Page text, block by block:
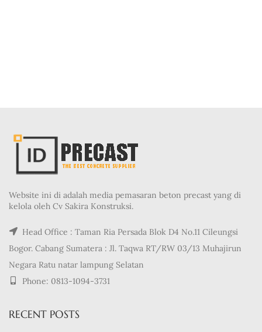
Website ini di adalah media pemasaran beton precast yang di
kelola oleh Cv Sakira Konstruksi.
Head Office : Taman Ria Persada Blok D4 No.11 Cileungsi
Bogor. Cabang Sumatera : Jl. Taqwa RT/RW 03/13 Muhajirun
Negara Ratu natar lampung Selatan
Phone: 0813-1094-3731
RECENT POSTS